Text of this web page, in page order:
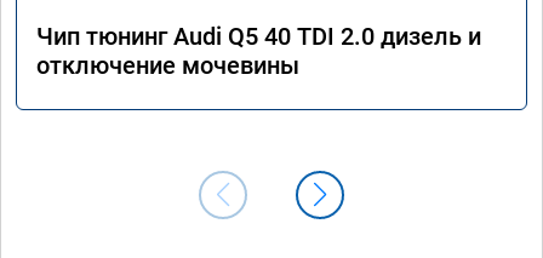
Чип тюнинг Audi Q5 40 TDI 2.0 дизель и
отключение мочевины